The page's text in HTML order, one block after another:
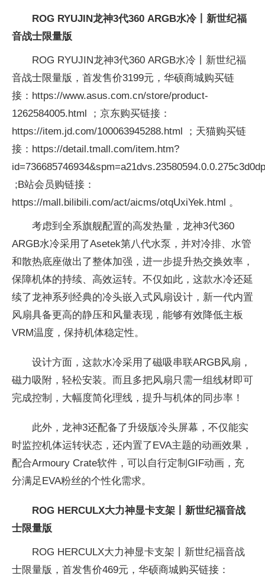
ROG RYUJIN龙神3代360 ARGB水冷丨新世纪福
音战士限量版
ROG RYUJIN龙神3代360 ARGB水冷丨新世纪福
音战士限量版，首发售价3199元，华硕商城购买链
接：https://www.asus.com.cn/store/product-
1262584005.html ；京东购买链接：
https://item.jd.com/100063945288.html ；天猫购买链
接：https://detail.tmall.com/item.htm?
;B站会员购链接：
https://mall.bilibili.com/act/aicms/otqUxiYek.html 。
考虑到全系旗舰配置的高发热量，龙神3代360
ARGB水冷采用了Asetek第八代水泵，并对冷排、水管
和散热底座做出了整体加强，进一步提升热交换效率，
保障机体的持续、高效运转。不仅如此，这款水冷还延
续了龙神系列经典的冷头嵌入式风扇设计，新一代内置
风扇具备更高的静压和风量表现，能够有效降低主板
VRM温度，保持机体稳定性。
设计方面，这款水冷采用了磁吸串联ARGB风扇，
磁力吸附，轻松安装。而且多把风扇只需一组线材即可
完成控制，大幅度简化理线，提升与机体的同步率！
此外，龙神3还配备了升级版冷头屏幕，不仅能实
时监控机体运转状态，还内置了EVA主题的动画效果，
配合Armoury Crate软件，可以自行定制GIF动画，充
分满足EVA粉丝的个性化需求。
ROG HERCULX大力神显卡支架丨新世纪福音战
士限量版
ROG HERCULX大力神显卡支架丨新世纪福音战
士限量版，首发售价469元，华硕商城购买链接：